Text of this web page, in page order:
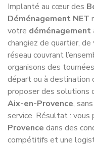
Implanté au cœur des
Déménagement NET
votre déménagement
changiez de quartier,
réseau couvrant
organisons des
départ ou à destination
proposer des solutions
Aix-en-Provence,
service. Résultat : vous
Provence dans des
compétitifs et une